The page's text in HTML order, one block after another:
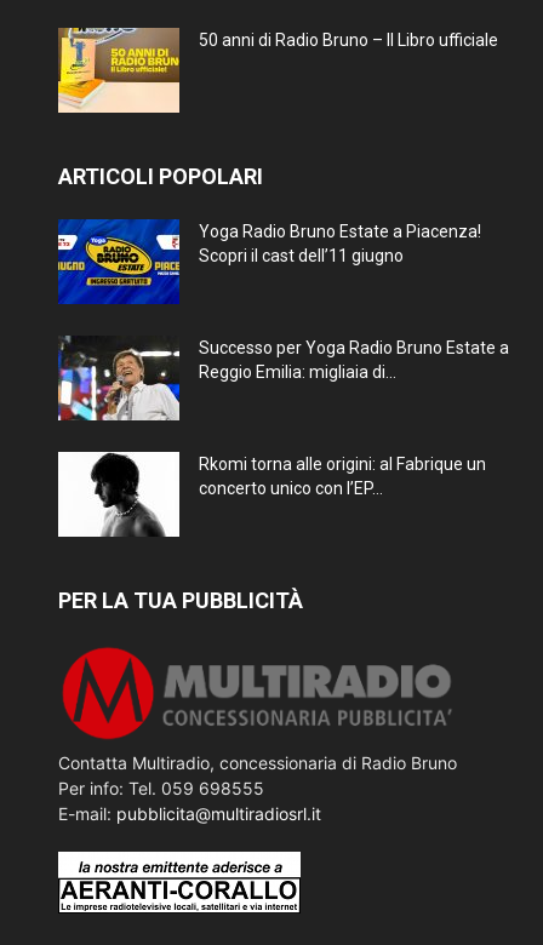
50 anni di Radio Bruno – Il Libro ufficiale
ARTICOLI POPOLARI
Yoga Radio Bruno Estate a Piacenza!
Scopri il cast dell’11 giugno
Successo per Yoga Radio Bruno Estate a
Reggio Emilia: migliaia di...
Rkomi torna alle origini: al Fabrique un
concerto unico con l’EP...
PER LA TUA PUBBLICITÀ
Contatta Multiradio, concessionaria di Radio Bruno
Per info: Tel. 059 698555
E-mail: pubblicita@multiradiosrl.it